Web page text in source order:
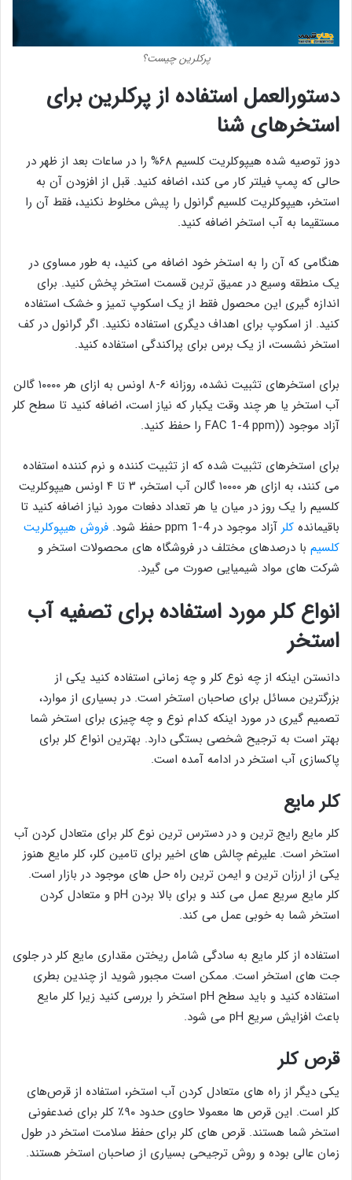
پرکلرین چیست؟
دستورالعمل استفاده از پرکلرین برای
استخرهای شنا
دوز توصیه شده هیپوکلریت کلسیم ۶۸% را در ساعات بعد از ظهر در
حالی که پمپ فیلتر کار می کند، اضافه کنید. قبل از افزودن آن به
استخر، هیپوکلریت کلسیم گرانول را پیش مخلوط نکنید، فقط آن را
مستقیما به آب استخر اضافه کنید.
هنگامی که آن را به استخر خود اضافه می کنید، به طور مساوی در
یک منطقه وسیع در عمیق ترین قسمت استخر پخش کنید. برای
اندازه گیری این محصول فقط از یک اسکوپ تمیز و خشک استفاده
کنید. از اسکوپ برای اهداف دیگری استفاده نکنید. اگر گرانول در کف
استخر نشست، از یک برس برای پراکندگی استفاده کنید.
برای استخرهای تثبیت نشده، روزانه ۶-۸ اونس به ازای هر ۱۰۰۰۰ گالن
آب استخر یا هر چند وقت یکبار که نیاز است، اضافه کنید تا سطح کلر
آزاد موجود ((FAC 1-4 ppm را حفظ کنید.
برای استخرهای تثبیت شده که از تثبیت کننده و نرم کننده استفاده
می کنند، به ازای هر ۱۰۰۰۰ گالن آب استخر، ۳ تا ۴ اونس هیپوکلریت
کلسیم را یک روز در میان یا هر تعداد دفعات مورد نیاز اضافه کنید تا
باقیمانده کلر آزاد موجود در ppm 1-4 حفظ شود.
فروش هیپوکلریت
کلسیم با درصدهای مختلف در فروشگاه های محصولات استخر و
شرکت های مواد شیمیایی صورت می گیرد.
انواع کلر مورد استفاده برای تصفیه آب
استخر
دانستن اینکه از چه نوع کلر و چه زمانی استفاده کنید یکی از
بزرگترین مسائل برای صاحبان استخر است. در بسیاری از موارد،
تصمیم گیری در مورد اینکه کدام نوع و چه چیزی برای استخر شما
بهتر است به ترجیح شخصی بستگی دارد. بهترین انواع کلر برای
پاکسازی آب استخر در ادامه آمده است.
کلر مایع
کلر مایع رایج ترین و در دسترس ترین نوع کلر برای متعادل کردن آب
استخر است. علیرغم چالش های اخیر برای تامین کلر، کلر مایع هنوز
یکی از ارزان ترین و ایمن ترین راه حل های موجود در بازار است.
کلر مایع سریع عمل می کند و برای بالا بردن pH و متعادل کردن
استخر شما به خوبی عمل می کند.
استفاده از کلر مایع به سادگی شامل ریختن مقداری مایع کلر در جلوی
جت های استخر است. ممکن است مجبور شوید از چندین بطری
استفاده کنید و باید سطح pH استخر را بررسی کنید زیرا کلر مایع
باعث افزایش سریع pH می شود.
قرص کلر
یکی دیگر از راه‌ های متعادل کردن آب استخر، استفاده از قرص‌های
کلر است. این قرص ها معمولا حاوی حدود ۹۰٪ کلر برای ضدعفونی
استخر شما هستند. قرص های کلر برای حفظ سلامت استخر در طول
زمان عالی بوده و روش ترجیحی بسیاری از صاحبان استخر هستند.